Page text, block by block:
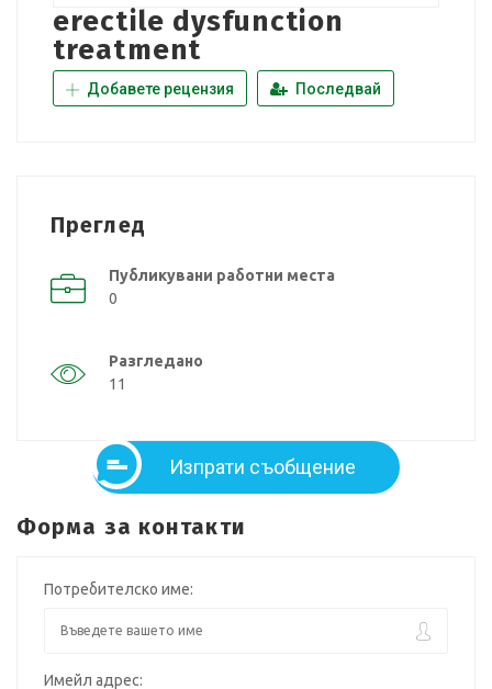
erectile dysfunction
treatment
Добавете рецензия Последвай
Преглед
Публикувани работни места
0
Разгледано
11
Изпрати съобщение
Форма за контакти
Потребителско име:
Имейл адрес: